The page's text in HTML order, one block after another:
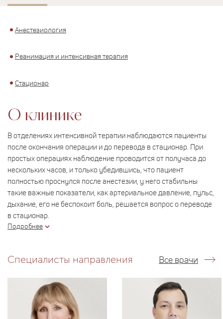
Анестезиология
Реанимация и интенсивная терапия
Стационар
О клинике
В отделениях интенсивной терапии наблюдаются пациенты
после окончания операции и до перевода в стационар. При
простых операциях наблюдение проводится от получаса до
нескольких часов, и только убедившись, что пациент
полностью проснулся после анестезии, у него стабильны
такие важные показатели, как артериальное давление, пульс,
дыхание, его не беспокоит боль, решается вопрос о переводе
в стационар.
Подробнее
Специалисты направления Все врачи